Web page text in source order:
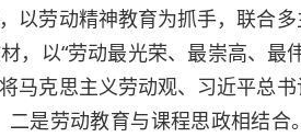
劳动精神教育为抓手，联合多
，以“劳动最光荣、最崇高、最
马克思主义劳动观、习近平总
是劳动教育与课程思政相结